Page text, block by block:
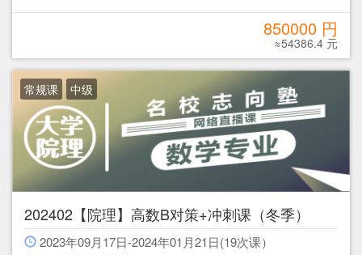
850000 円
≈54386.4 元
常规课 中级
202402【院理】高数B对策+冲刺课（冬季）
2023年09月17日-2024年01月21日(19次课）